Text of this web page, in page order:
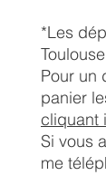
*Les
Pour un
panier
cliquant
Si vous
me